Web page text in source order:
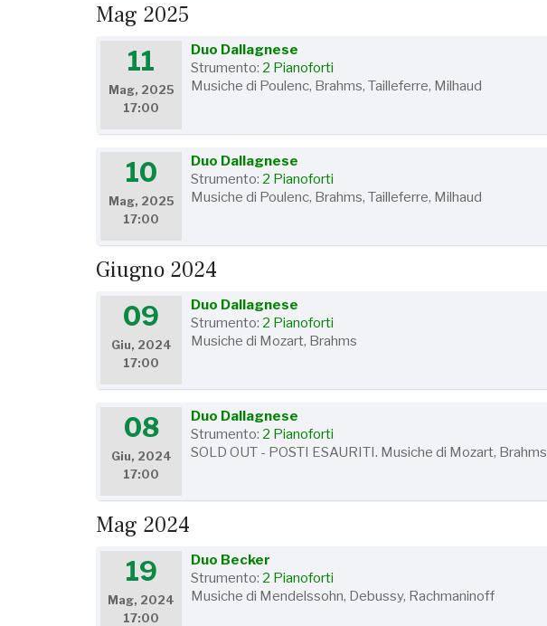
Mag 2025
11
Mag, 2025
17:00
Duo Dallagnese
Strumento: 2 Pianoforti
Musiche di Poulenc, Brahms, Tailleferre, Milhaud
10
Mag, 2025
17:00
Duo Dallagnese
Strumento: 2 Pianoforti
Musiche di Poulenc, Brahms, Tailleferre, Milhaud
Giugno 2024
09
Giu, 2024
17:00
Duo Dallagnese
Strumento: 2 Pianoforti
Musiche di Mozart, Brahms
08
Giu, 2024
17:00
Duo Dallagnese
Strumento: 2 Pianoforti
SOLD OUT - POSTI ESAURITI. Musiche di Mozart, Brahms
Mag 2024
19
Mag, 2024
17:00
Duo Becker
Strumento: 2 Pianoforti
Musiche di Mendelssohn, Debussy, Rachmaninoff